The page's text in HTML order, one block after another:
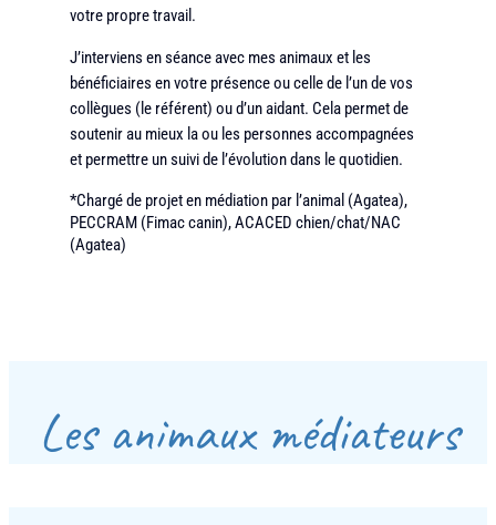
votre propre travail.
J’interviens en séance avec mes animaux et les
bénéficiaires en votre présence ou celle de l’un de vos
collègues (le référent) ou d’un aidant. Cela permet de
soutenir au mieux la ou les personnes accompagnées
et permettre un suivi de l’évolution dans le quotidien.
*Chargé de projet en médiation par l’animal (Agatea),
PECCRAM (Fimac canin), ACACED chien/chat/NAC
(Agatea)
Les animaux médiateurs